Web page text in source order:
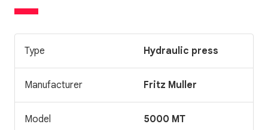
Type Hydraulic press
Manufacturer Fritz Muller
Model 5000 MT